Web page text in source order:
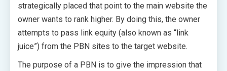
strategically placed that point to the main website the
owner wants to rank higher. By doing this, the owner
attempts to pass link equity (also known as “link
juice”) from the PBN sites to the target website.
The purpose of a PBN is to give the impression that